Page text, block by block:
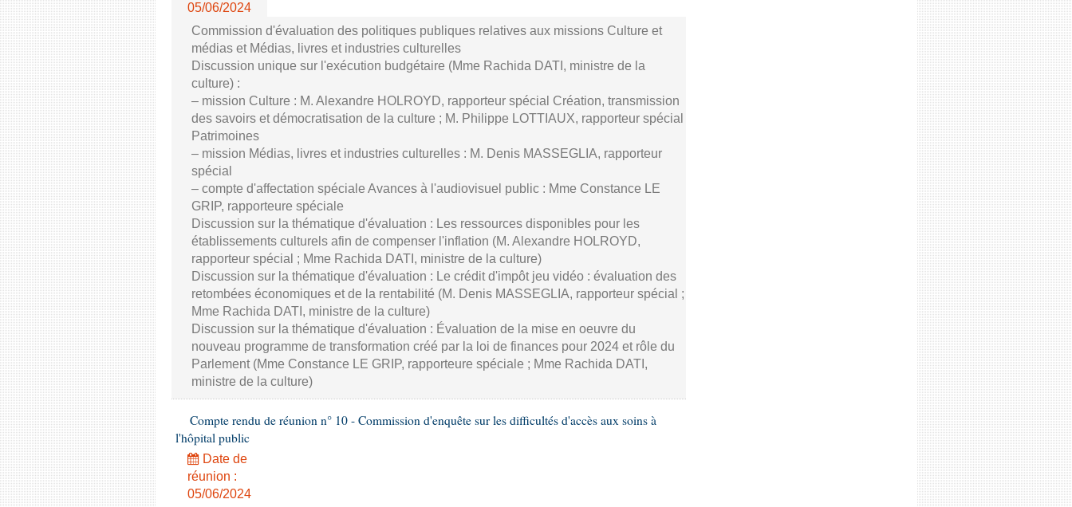
05/06/2024
Commission d'évaluation des politiques publiques relatives aux missions Culture et
médias et Médias, livres et industries culturelles
Discussion unique sur l'exécution budgétaire (Mme Rachida DATI, ministre de la
culture) :
– mission Culture : M. Alexandre HOLROYD, rapporteur spécial Création, transmission
des savoirs et démocratisation de la culture ; M. Philippe LOTTIAUX, rapporteur spécial
Patrimoines
– mission Médias, livres et industries culturelles : M. Denis MASSEGLIA, rapporteur
spécial
– compte d'affectation spéciale Avances à l'audiovisuel public : Mme Constance LE
GRIP, rapporteure spéciale
Discussion sur la thématique d'évaluation : Les ressources disponibles pour les
établissements culturels afin de compenser l'inflation (M. Alexandre HOLROYD,
rapporteur spécial ; Mme Rachida DATI, ministre de la culture)
Discussion sur la thématique d'évaluation : Le crédit d'impôt jeu vidéo : évaluation des
retombées économiques et de la rentabilité (M. Denis MASSEGLIA, rapporteur spécial ;
Mme Rachida DATI, ministre de la culture)
Discussion sur la thématique d'évaluation : Évaluation de la mise en oeuvre du
nouveau programme de transformation créé par la loi de finances pour 2024 et rôle du
Parlement (Mme Constance LE GRIP, rapporteure spéciale ; Mme Rachida DATI,
ministre de la culture)
Compte rendu de réunion n° 10 - Commission d'enquête sur les difficultés d'accès aux soins à
l'hôpital public
Date de
réunion :
05/06/2024